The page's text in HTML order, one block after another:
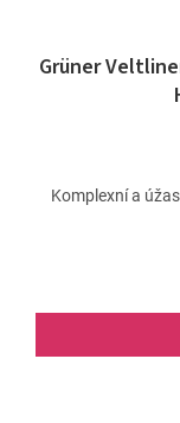
Grüner
Komplexní a